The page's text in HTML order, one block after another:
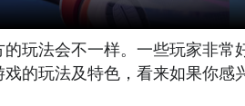
玩法会不一样。一些玩家非常
的玩法及特色，看来如果你感